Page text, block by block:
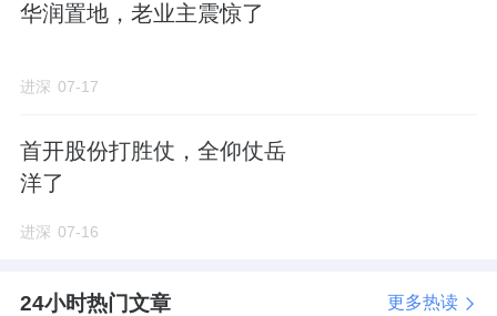
都做了5个单元之多，形成一道密实的屏障。
尽可能地阻挡来自北面北清路的噪音。
北清路近19米。
但是这条公路能级太高，去年10月份通车后，
华润置地，老业主震惊了
进深 07-17
首开股份打胜仗，全仰仗岳
洋了
进深 07-16
24小时热门文章 更多热读